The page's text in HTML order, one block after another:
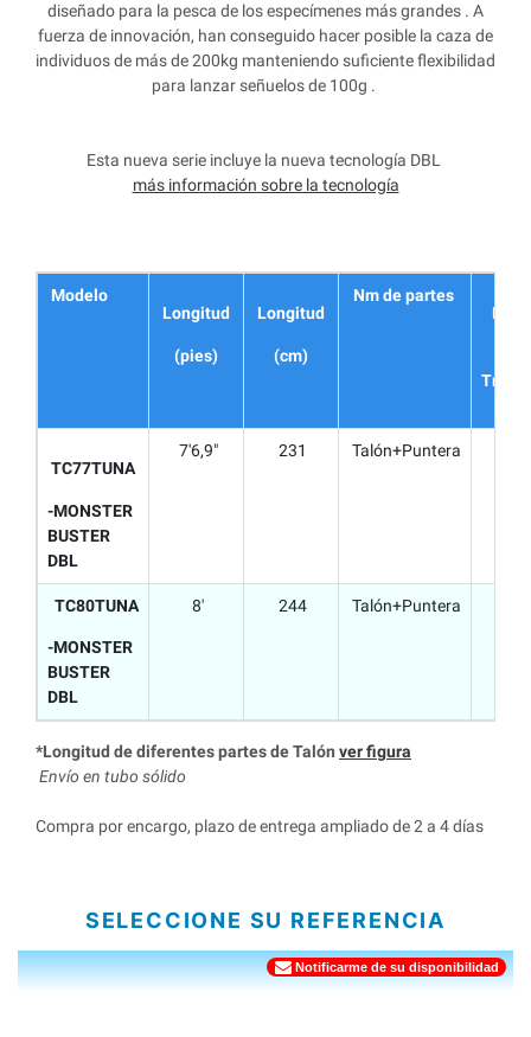
diseñado para la pesca de los especímenes más grandes . A
fuerza de innovación, han conseguido hacer posible la caza de
individuos de más de 200kg manteniendo suficiente flexibilidad
para lanzar señuelos de 100g .
Esta nueva serie incluye la nueva tecnología DBL
más información sobre la tecnología
Modelo
Longitud
(pies)
Longitud
(cm)
Nm de partes
TC77TUNA
-MONSTER
BUSTER
DBL
7'6,9" 231 Talón+Puntera
TC80TUNA
-MONSTER
BUSTER
DBL
8' 244 Talón+Puntera
*Longitud de diferentes partes de Talón ver figura
Envío en tubo sólido
Compra por encargo, plazo de entrega ampliado de 2 a 4 días
SELECCIONE SU REFERENCIA
Notificarme de su disponibilidad